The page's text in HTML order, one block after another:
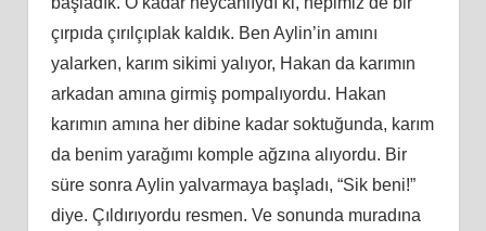
çırpıda çırılçıplak kaldık. Ben Aylin’in amını
yalarken, karım sikimi yalıyor, Hakan da karımın
arkadan amına girmiş pompalıyordu. Hakan
karımın amına her dibine kadar soktuğunda, karım
da benim yarağımı komple ağzına alıyordu. Bir
süre sonra Aylin yalvarmaya başladı, “Sik beni!”
diye. Çıldırıyordu resmen. Ve sonunda muradına